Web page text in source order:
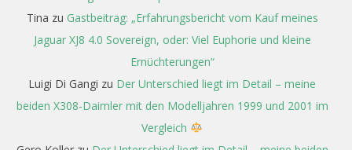
Tina zu Gastbeitrag: „Erfahrungsbericht vom Kauf meines
Jaguar XJ8 4.0 Sovereign, oder: Viel Euphorie und kleine
Ernüchterungen“
Luigi Di Gangi zu Der Unterschied liegt im Detail – meine
beiden X308-Daimler mit den Modelljahren 1999 und 2001 im
Vergleich